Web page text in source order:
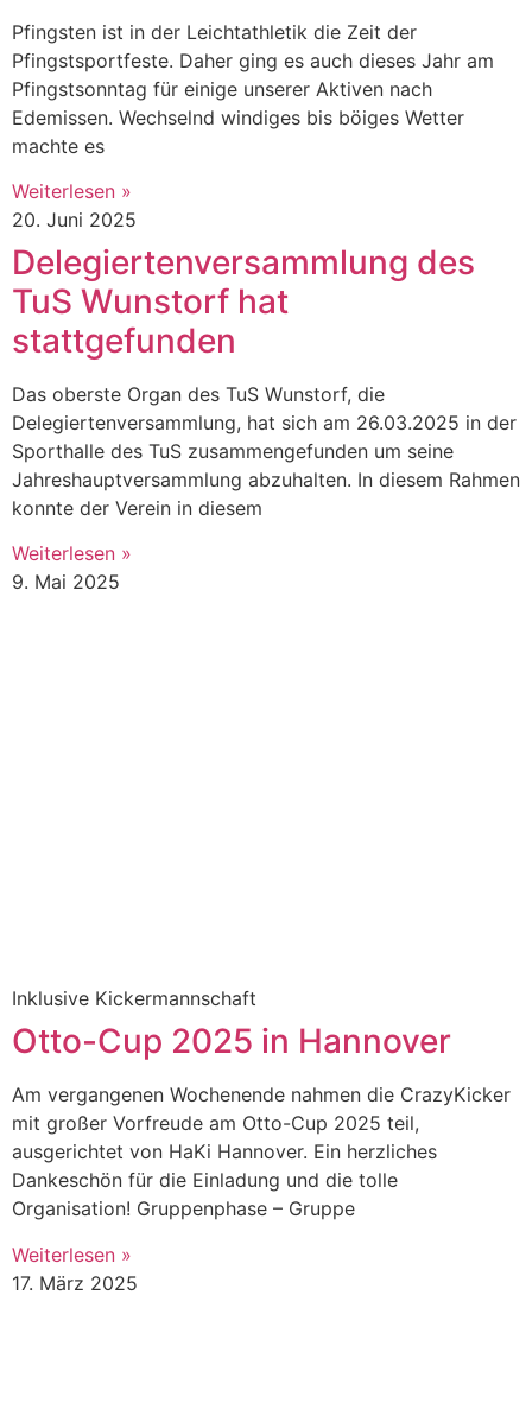
Pfingsten ist in der Leichtathletik die Zeit der
Pfingstsportfeste. Daher ging es auch dieses Jahr am
Pfingstsonntag für einige unserer Aktiven nach
Edemissen. Wechselnd windiges bis böiges Wetter
machte es
Weiterlesen »
20. Juni 2025
Delegiertenversammlung des
TuS Wunstorf hat
stattgefunden
Das oberste Organ des TuS Wunstorf, die
Delegiertenversammlung, hat sich am 26.03.2025 in der
Sporthalle des TuS zusammengefunden um seine
Jahreshauptversammlung abzuhalten. In diesem Rahmen
konnte der Verein in diesem
Weiterlesen »
9. Mai 2025
Inklusive Kickermannschaft
Otto-Cup 2025 in Hannover
Am vergangenen Wochenende nahmen die CrazyKicker
mit großer Vorfreude am Otto-Cup 2025 teil,
ausgerichtet von HaKi Hannover. Ein herzliches
Dankeschön für die Einladung und die tolle
Organisation! Gruppenphase – Gruppe
Weiterlesen »
17. März 2025